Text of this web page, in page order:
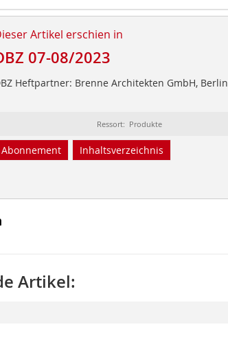
Artikel erschien in
07-08/2023
Heftpartner: Brenne Architekten GmbH, Berlin
Ressort: Produkte
Abonnement Inhaltsverzeichnis
Artikel: